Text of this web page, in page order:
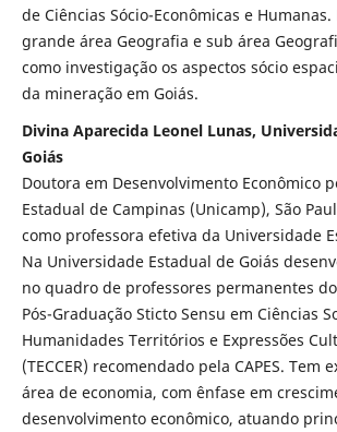
de Ciências Sócio-Econômicas e
grande área Geografia e sub área
como investigação os aspectos sócio
da mineração em Goiás.
Divina Aparecida Leonel Lunas,
Goiás
Doutora em Desenvolvimento Econômico
Estadual de Campinas (Unicamp), São
como professora efetiva da Universidade
Na Universidade Estadual de Goiás
no quadro de professores permanentes
Pós-Graduação Sticto Sensu em Ciências
Humanidades Territórios e Expressões
(TECCER) recomendado pela CAPES. Tem
área de economia, com ênfase em
desenvolvimento econômico, atuando